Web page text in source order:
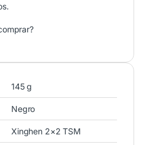
145 g
Negro
Xinghen 2×2 TSM